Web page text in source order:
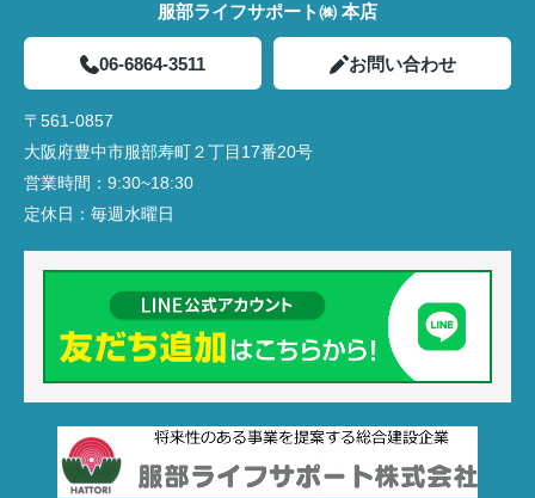
服部ライフサポート㈱ 本店
06-6864-3511 お問い合わせ
〒561-0857
大阪府豊中市服部寿町２丁目17番20号
営業時間： 9:30~18:30
定休日： 毎週水曜日